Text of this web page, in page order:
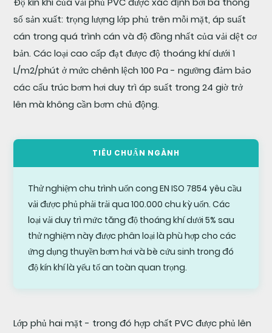
năng
chống
mài
mòn
của
vải
bơm
PVC:
bền
bề
mặt
trong
môi
trường
đòi
khe
số sản xuất: trọng lượng lớp phủ trên mỗi mặt, áp suất
cán trong quá trình cán và độ đồng nhất của vải dệt cơ
bản. Các loại cao cấp đạt được độ thoáng khí dưới 1
L/m2/phút ở mức chênh lệch 100 Pa - ngưỡng đảm bảo
các cấu trúc bơm hơi duy trì áp suất trong 24 giờ trở
lên mà không cần bơm chủ động.
TIÊU CHUẨN NGÀNH
Thử nghiệm chu trình uốn cong EN ISO 7854 yêu cầu
vải được phủ phải trải qua 100.000 chu kỳ uốn. Các
loại vải duy trì mức tăng độ thoáng khí dưới 5% sau
thử nghiệm này được phân loại là phù hợp cho các
ứng dụng thuyền bơm hơi và bè cứu sinh trong đó
độ kín khí là yếu tố an toàn quan trọng.
Lớp phủ hai mặt - trong đó hợp chất PVC được phủ lên